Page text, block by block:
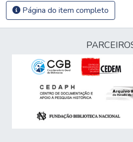
Página do item completo